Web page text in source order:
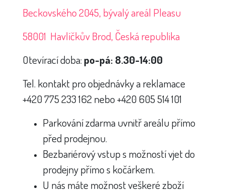
Beckovského 2045, bývalý areál Pleasu
58001 Havlíčkův Brod, Česká republika
Otevírací doba: po-pá: 8.30-14:00
Tel. kontakt pro objednávky a reklamace
+420 775 233 162 nebo +420 605 514 101
Parkování zdarma uvnitř areálu přímo
před prodejnou.
Bezbariérový vstup s možností vjet do
prodejny přímo s kočárkem.
U nás máte možnost veškeré zboží